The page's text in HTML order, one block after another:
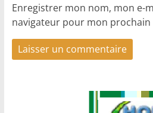
Enregistrer mon nom, mon e-
navigateur pour mon